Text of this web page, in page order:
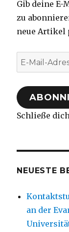
Gib deine E-
zu
neue Artikel
E-
Mail-
Adresse
Schließe
NEUESTE
an der